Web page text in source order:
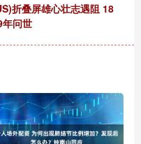
折叠屏雄心壮志遇阻 18
问世